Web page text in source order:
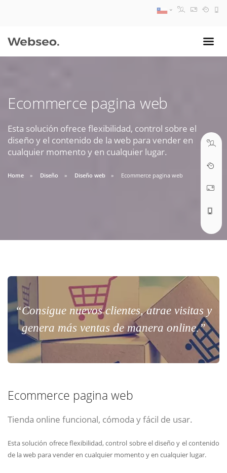
Ecommerce pagina web
Esta solución ofrece flexibilidad, control sobre el
diseño y el contenido de la web para vender en
cualquier momento y en cualquier lugar.
Home Diseño Diseño web Ecommerce pagina web
“Consigue nuevos clientes, atrae visitas y
genera más ventas de manera online.”
Ecommerce pagina web
Tienda online funcional, cómoda y fácil de usar.
Esta solución ofrece flexibilidad, control sobre el diseño y el contenido
de la web para vender en cualquier momento y en cualquier lugar.
09:30 AM A 18:30 PM
soporte@webseo.cl
ABRIR TICKET